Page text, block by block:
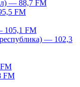
— 88,7 FM
FM
105,1 FM
республика) — 102,3
FM